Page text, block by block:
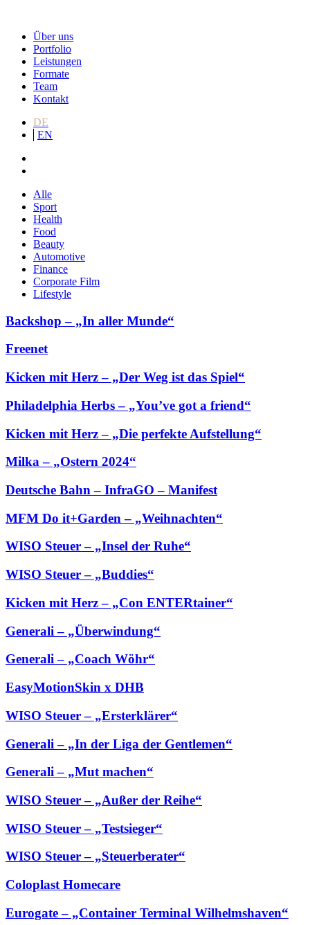
Über uns
Portfolio
Leistungen
Formate
Team
Kontakt
DE
EN
Alle
Sport
Health
Food
Beauty
Automotive
Finance
Corporate Film
Lifestyle
Backshop – „In aller Munde“
Freenet
Kicken mit Herz – „Der Weg ist das Spiel“
Philadelphia Herbs – „You’ve got a friend“
Kicken mit Herz – „Die perfekte Aufstellung“
Milka – „Ostern 2024“
Deutsche Bahn – InfraGO – Manifest
MFM Do it+Garden – „Weihnachten“
WISO Steuer – „Insel der Ruhe“
WISO Steuer – „Buddies“
Kicken mit Herz – „Con ENTERtainer“
Generali – „Überwindung“
Generali – „Coach Wöhr“
EasyMotionSkin x DHB
WISO Steuer – „Ersterklärer“
Generali – „In der Liga der Gentlemen“
Generali – „Mut machen“
WISO Steuer – „Außer der Reihe“
WISO Steuer – „Testsieger“
WISO Steuer – „Steuerberater“
Coloplast Homecare
Eurogate – „Container Terminal Wilhelmshaven“